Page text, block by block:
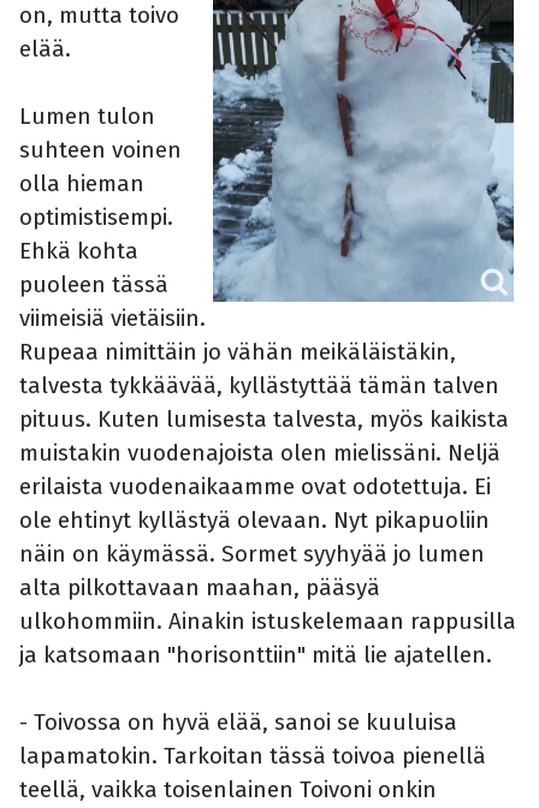
on, mutta toivo
elää.
Lumen tulon
suhteen voinen
olla hieman
optimistisempi.
Ehkä kohta
puoleen tässä
viimeisiä vietäisiin.
Rupeaa nimittäin jo vähän meikäläistäkin,
talvesta tykkäävää, kyllästyttää tämän talven
pituus. Kuten lumisesta talvesta, myös kaikista
muistakin vuodenajoista olen mielissäni. Neljä
erilaista vuodenaikaamme ovat odotettuja. Ei
ole ehtinyt kyllästyä olevaan. Nyt pikapuoliin
näin on käymässä. Sormet syyhyää jo lumen
alta pilkottavaan maahan, pääsyä
ulkohommiin. Ainakin istuskelemaan rappusilla
ja katsomaan "horisonttiin" mitä lie ajatellen.
- Toivossa on hyvä elää, sanoi se kuuluisa
lapamatokin. Tarkoitan tässä toivoa pienellä
teellä, vaikka toisenlainen Toivoni onkin